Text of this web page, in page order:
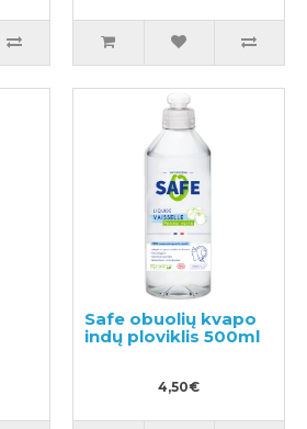
plaukams 450ml
Safe obuolių kvapo
indų ploviklis 500ml
4,50€